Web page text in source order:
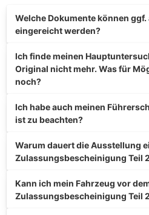
Welche Dokumente können ggf.
eingereicht werden?
Ich finde meinen
Original nicht mehr. Was für
noch?
Ich habe auch meinen
ist zu beachten?
Warum dauert die Ausstellung
Zulassungsbescheinigung Teil
Kann ich mein Fahrzeug vor
Zulassungsbescheinigung Teil